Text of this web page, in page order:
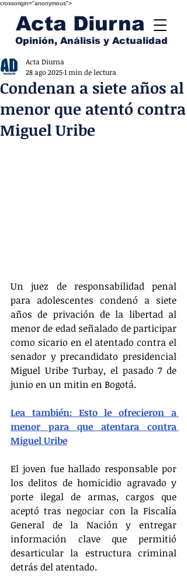
crossorigin="anonymous">
Acta Diurna
Opinión, Análisis y Actualidad
Condenan a siete años al
menor que atentó contra
Miguel Uribe
Acta Diurna
28 ago 20251 min de lectura
Un juez de responsabilidad penal
para adolescentes condenó a siete
años de privación de la libertad al
menor de edad señalado de participar
como sicario en el atentado contra el
senador y precandidato presidencial
Miguel Uribe Turbay, el pasado 7 de
junio en un mitin en Bogotá.
Lea también: Esto le ofrecieron a
menor para que atentara contra
Miguel Uribe
El joven fue hallado responsable por
los delitos de homicidio agravado y
porte ilegal de armas, cargos que
aceptó tras negociar con la Fiscalía
General de la Nación y entregar
información clave que permitió
desarticular la estructura criminal
detrás del atentado.